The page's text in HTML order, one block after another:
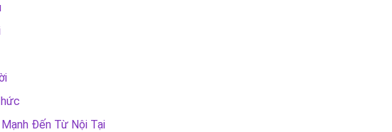
Đến Từ Nội Tại